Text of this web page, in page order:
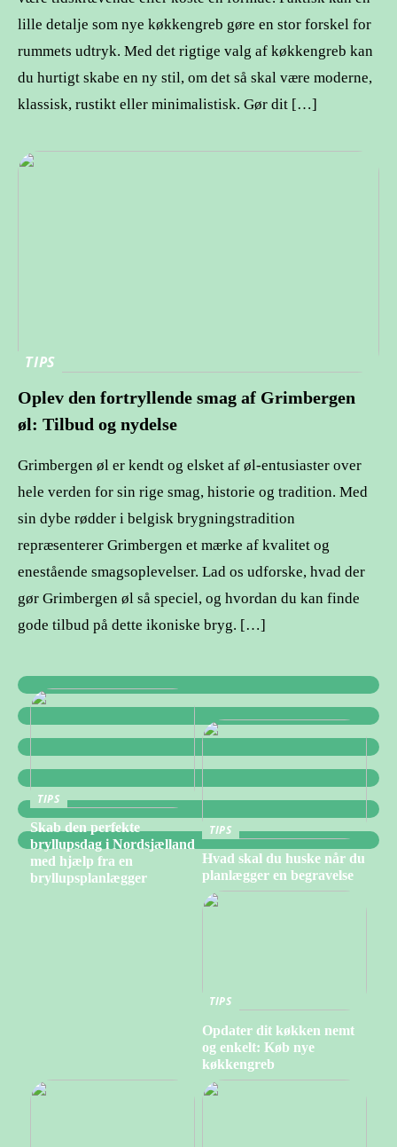
lille detalje som nye køkkengreb gøre en stor forskel for
rummets udtryk. Med det rigtige valg af køkkengreb kan
du hurtigt skabe en ny stil, om det så skal være moderne,
klassisk, rustikt eller minimalistisk. Gør dit […]
TIPS
Oplev den fortryllende smag af Grimbergen
øl: Tilbud og nydelse
Grimbergen øl er kendt og elsket af øl-entusiaster over
hele verden for sin rige smag, historie og tradition. Med
sin dybe rødder i belgisk brygningstradition
repræsenterer Grimbergen et mærke af kvalitet og
enestående smagsoplevelser. Lad os udforske, hvad der
gør Grimbergen øl så speciel, og hvordan du kan finde
gode tilbud på dette ikoniske bryg. […]
TIPS
Skab den perfekte
bryllupsdag i Nordsjælland
med hjælp fra en
bryllupsplanlægger
TIPS
Hvad skal du huske når du
planlægger en begravelse
TIPS
Opdater dit køkken nemt
og enkelt: Køb nye
køkkengreb